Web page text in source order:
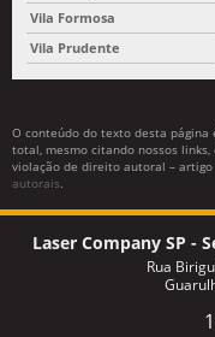
Vila Formosa
Vila Prudente
O conteúdo do texto desta
total, mesmo citando nossos
violação de direito autoral – artigo
autorais.
Laser Company SP -
Rua